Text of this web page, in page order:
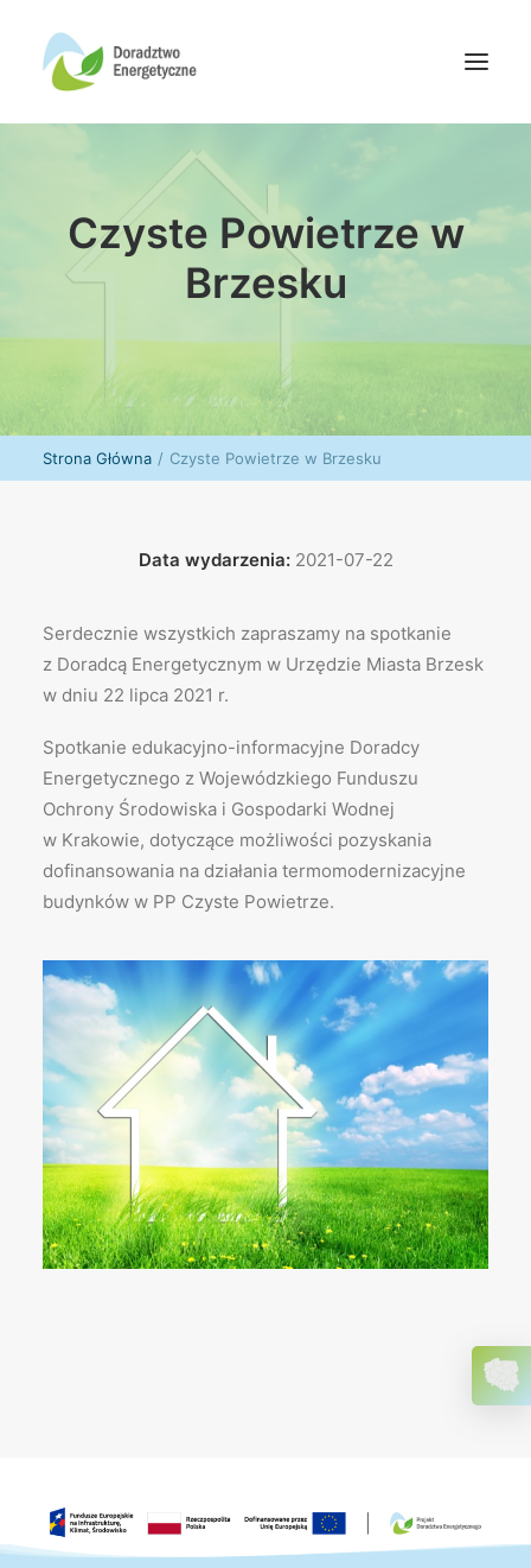
Aktualności
Oferta finansowania
Wiedza
Czyste Powietrze w
Brzesku
Strona Główna Czyste Powietrze w Brzesku
Data wydarzenia:2021-07-22
Serdecznie wszystkich zapraszamy na spotkanie
z Doradcą Energetycznym w Urzędzie Miasta Brzesk
w dniu 22 lipca 2021 r.
Spotkanie edukacyjno-informacyjne Doradcy
Energetycznego z Wojewódzkiego Funduszu
Ochrony Środowiska i Gospodarki Wodnej
w Krakowie, dotyczące możliwości pozyskania
dofinansowania na działania termomodernizacyjne
budynków w PP Czyste Powietrze.